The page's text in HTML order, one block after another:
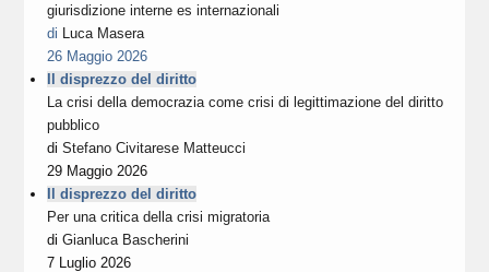
giurisdizione interne es internazionali
di
Luca Masera
26 Maggio 2026
Il disprezzo del diritto
La crisi della democrazia come crisi di legittimazione del diritto
pubblico
diStefano Civitarese Matteucci
29 Maggio 2026
Il disprezzo del diritto
Per una critica della crisi migratoria
diGianluca Bascherini
7 Luglio 2026